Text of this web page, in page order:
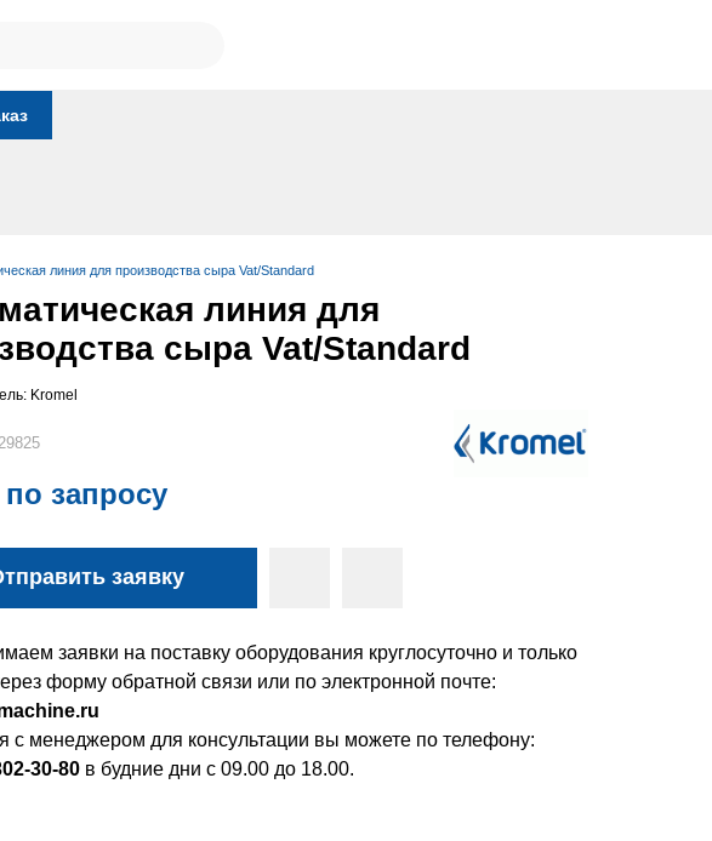
линия для производства сыра Vat/Standard
линия для
сыра Vat/Standard
Kromel
запросу
заявку
заявки на поставку оборудования круглосуточно и только
форму обратной связи или по электронной почте:
с менеджером для консультации вы можете по телефону:
30-80 в будние дни с 09.00 до 18.00.